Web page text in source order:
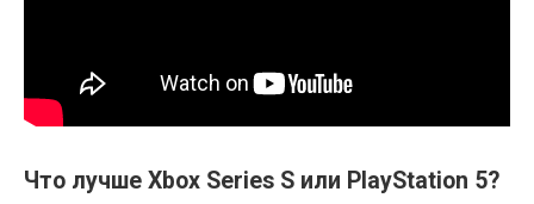
Что лучше Xbox Series S или PlayStation 5?